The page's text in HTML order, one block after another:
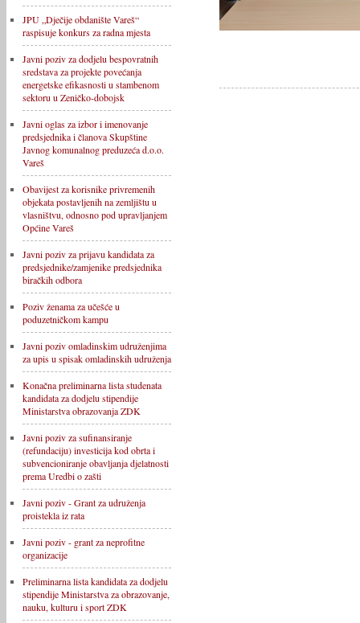
JPU „Dječije obdanište Vareš“
raspisuje konkurs za radna mjesta
Javni poziv za dodjelu bespovratnih
sredstava za projekte povećanja
energetske efikasnosti u stambenom
sektoru u Zeničko-dobojsk
Javni oglas za izbor i imenovanje
predsjednika i članova Skupštine
Javnog komunalnog preduzeća d.o.o.
Vareš
Obavijest za korisnike privremenih
objekata postavljenih na zemljištu u
vlasništvu, odnosno pod upravljanjem
Općine Vareš
Javni poziv za prijavu kandidata za
predsjednike/zamjenike predsjednika
biračkih odbora
Poziv ženama za učešće u
poduzetničkom kampu
Javni poziv omladinskim udruženjima
za upis u spisak omladinskih udruženja
Konačna preliminarna lista studenata
kandidata za dodjelu stipendije
Ministarstva obrazovanja ZDK
Javni poziv za sufinansiranje
(refundaciju) investicija kod obrta i
subvencioniranje obavljanja djelatnosti
prema Uredbi o zašti
Javni poziv - Grant za udruženja
proistekla iz rata
Javni poziv - grant za neprofitne
organizacije
Preliminarna lista kandidata za dodjelu
stipendije Ministarstva za obrazovanje,
nauku, kulturu i sport ZDK